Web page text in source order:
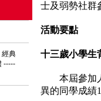
經典
-----
士及弱勢社群
活動要點
十三歲小學生
本屆參加
異的同學成績